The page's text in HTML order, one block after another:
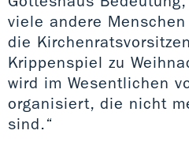
viele andere
die
Krippenspiel zu
wird im Wesentlichen
organisiert, die nicht
sind.“